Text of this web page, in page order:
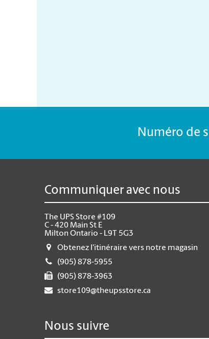
Numéro de
Communiquer avec nous
The UPS Store #109
C - 420 Main St E
Milton Ontario - L9T 5G3
Obtenez l'itinéraire vers notre magasin
(905) 878-5955
(905) 878-3963
store109@theupsstore.ca
Nous suivre